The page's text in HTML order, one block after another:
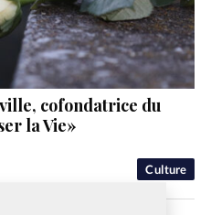
Culture
cofondatrice du
la Vie»